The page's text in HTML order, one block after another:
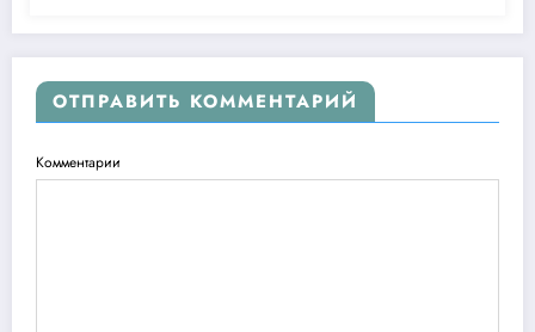
ОТПРАВИТЬ КОММЕНТАРИЙ
Комментарии